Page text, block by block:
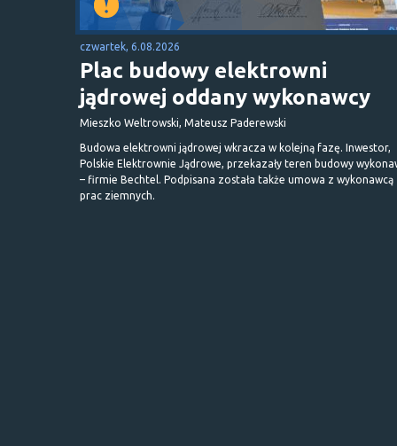
czwartek, 6.08.2026
Plac budowy elektrowni
jądrowej oddany wykonawcy
Mieszko Weltrowski, Mateusz Paderewski
Budowa elektrowni jądrowej wkracza w kolejną fazę. Inwestor,
Polskie Elektrownie Jądrowe, przekazały teren budowy
– firmie Bechtel. Podpisana została także umowa z wykonawcą
prac ziemnych.